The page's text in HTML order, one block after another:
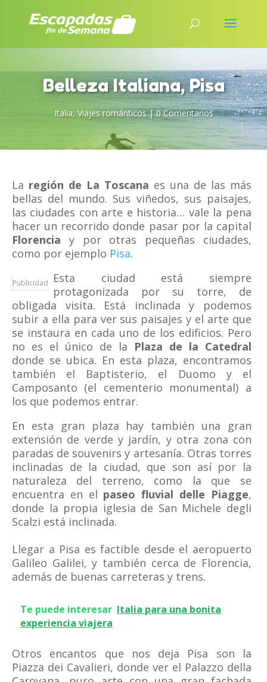
Belleza Italiana, Pisa
Italia, Viajes románticos|0 Comentarios
La región de La Toscana es una de las más
bellas del mundo. Sus viñedos, sus paisajes,
las ciudades con arte e historia… vale la pena
hacer un recorrido donde pasar por la capital
Florencia y por otras pequeñas ciudades,
como por ejemplo Pisa.
Publicidad
Esta ciudad está siempre
protagonizada por su torre, de
obligada visita. Está inclinada y podemos
subir a ella para ver sus paisajes y el arte que
se instaura en cada uno de los edificios. Pero
no es el único de la Plaza de la Catedral
donde se ubica. En esta plaza, encontramos
también el Baptisterio, el Duomo y el
Camposanto (el cementerio monumental) a
los que podemos entrar.
En esta gran plaza hay también una gran
extensión de verde y jardín, y otra zona con
paradas de souvenirs y artesanía. Otras torres
inclinadas de la ciudad, que son así por la
naturaleza del terreno, como la que se
encuentra en el paseo fluvial delle Piagge,
donde la propia iglesia de San Michele degli
Scalzi está inclinada.
Llegar a Pisa es factible desde el aeropuerto
Galileo Galilei, y también cerca de Florencia,
además de buenas carreteras y trens.
Te puede interesar Italia para una bonita
experiencia viajera
Otros encantos que nos deja Pisa son la
Piazza dei Cavalieri, donde ver el Palazzo della